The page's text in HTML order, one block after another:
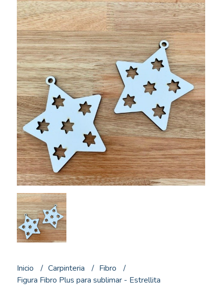
Inicio Carpinteria
Fibro
Figura Fibro Plus para sublimar - Estrellita